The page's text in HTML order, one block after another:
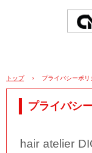
トップ › プライバシーポリ
プライバシ
hair atelier